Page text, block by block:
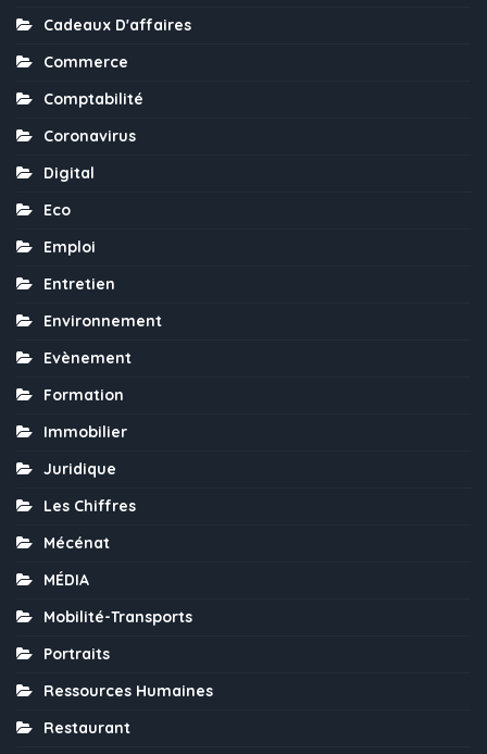
Cadeaux D'affaires
Commerce
Comptabilité
Coronavirus
Digital
Eco
Emploi
Entretien
Environnement
Evènement
Formation
Immobilier
Juridique
Les Chiffres
Mécénat
MÉDIA
Mobilité-Transports
Portraits
Ressources Humaines
Restaurant